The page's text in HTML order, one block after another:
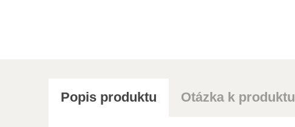
Popis produktu Otázka k produktu